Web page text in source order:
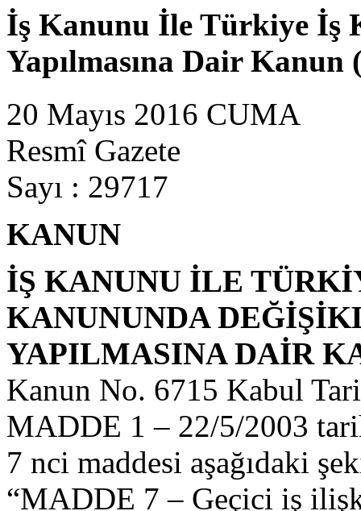
İş Kanunu İle Türkiye İş
Yapılmasına Dair Kanun
20 Mayıs 2016 CUMA
Resmî Gazete
Sayı : 29717
KANUN
İŞ KANUNU İLE
KANUNUNDA
YAPILMASINA DAİR
Kanun No. 6715 Kabul
MADDE 1 – 22/5/2003
7 nci maddesi aşağıdaki
“MADDE 7 – Geçici iş